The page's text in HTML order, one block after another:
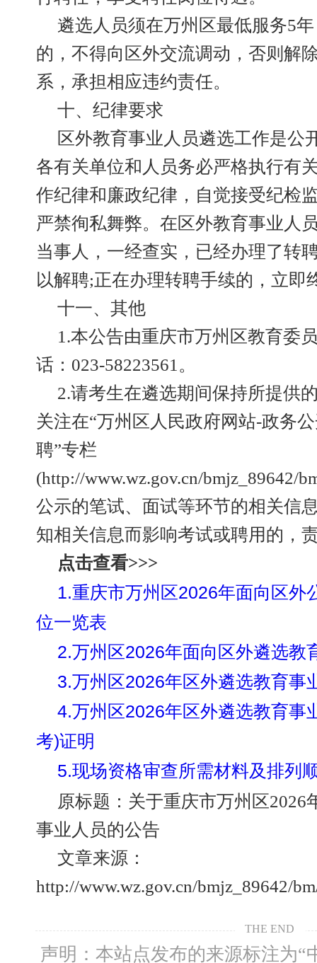
遴选人员须在万州区最低服务5
的，不得向区外交流调动，否则解
系，承担相应违约责任。
十、纪律要求
区外教育事业人员遴选工作是公
各有关单位和人员务必严格执行有
作纪律和廉政纪律，自觉接受纪检
严禁徇私舞弊。在区外教育事业人
当事人，一经查实，已经办理了转
以解聘;正在办理转聘手续的，立即
十一、其他
1.本公告由重庆市万州区教育委
话：023-58223561。
2.请考生在遴选期间保持所提供
关注在“万州区人民政府网站-政务
聘”专栏
(http://www.wz.gov.cn/bmjz_89642/
公示的笔试、面试等环节的相关信
知相关信息而影响考试或聘用的，
点击查看>>>
1.重庆市万州区2026年面向区外
位一览表
2.万州区2026年面向区外遴选教
3.万州区2026年区外遴选教育事
4.万州区2026年区外遴选教育事
考)证明
5.现场资格审查所需材料及排列
原标题：关于重庆市万州区2026
事业人员的公告
文章来源：
http://www.wz.gov.cn/bmjz_89642/
THE END
声明：本站点发布的来源标注为“